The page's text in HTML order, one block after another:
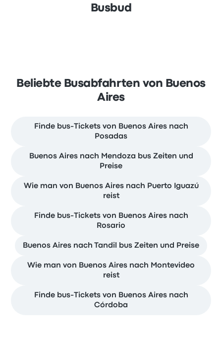
Busbud
Beliebte Busabfahrten von Buenos
Aires
Finde bus-Tickets von Buenos Aires nach
Posadas
Buenos Aires nach Mendoza bus Zeiten und
Preise
Wie man von Buenos Aires nach Puerto Iguazú
reist
Finde bus-Tickets von Buenos Aires nach
Rosario
Buenos Aires nach Tandil bus Zeiten und Preise
Wie man von Buenos Aires nach Montevideo
reist
Finde bus-Tickets von Buenos Aires nach
Córdoba